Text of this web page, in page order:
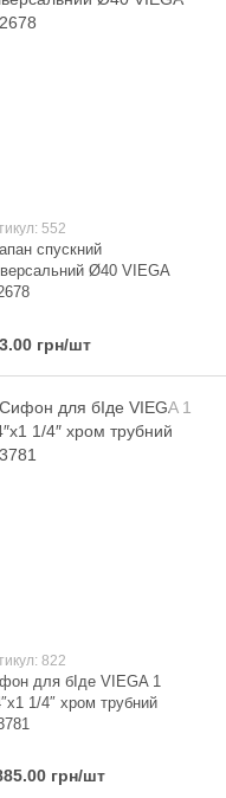
552
спускний
Ø40 VIEGA
грн/шт
822
для бІде VIEGA 1
1/4″ хром трубний
грн/шт